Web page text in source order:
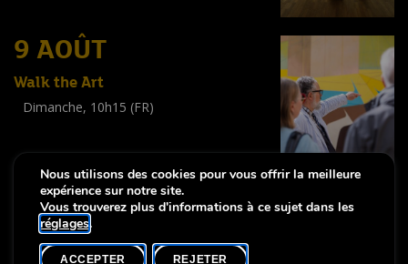
9 AOÛT
Walk the Art
Dimanche, 10h15 (FR)
Notice légale-
Nous utilisons des cookies pour vous offrir la meilleure
expérience sur notre site.
Vous trouverez plus d'informations à ce sujet dans les
réglages.
ACCEPTER REJETER